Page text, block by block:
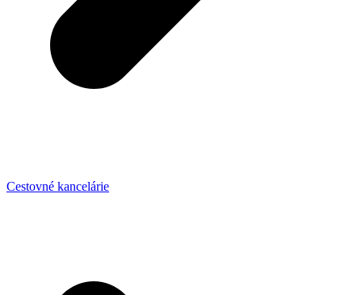
Cestovné kancelárie